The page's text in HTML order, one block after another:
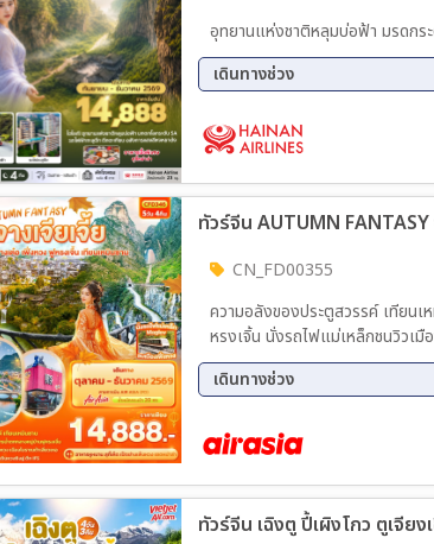
28 ส.ค. 69 - 31 ส.ค. 69
31 ส.ค. 69 - 03 ก.ย. 69
อุทยานแห่งชาติหลุมบ่อฟ้า มรดกร
เดินทางช่วง
05 ก.ย. 69 - 09 ก.ย. 69
13 ก.ย. 69 - 17 ก.ย. 69
17 ก.ย. 69 - 21 ก.ย. 69
25 ก.ย. 69 - 29 ก.ย. 69
29 ก.ย. 69 - 03 ต.ค. 69
03 ต.ค. 69 - 07 ต.ค. 69
07 ต.ค. 69 - 11 ต.ค. 69
11 ต.ค. 69 - 15 ต.ค. 69
17 ต.ค. 69 - 21 ต.ค. 69
21 ต.ค. 69 - 25 ต.ค. 69
25 ต.ค. 69 - 29 ต.ค. 69
31 ต.ค. 69 - 04 พ.ย. 69
CN_FD00355
ความอลังของประตูสวรรค์ เทียน
หรงเจิ้น นั่งรถไฟแม่เหล็กชนวิวเ
คนเดินหวงซิงลู่ ตึก IFS
เดินทางช่วง
22 ต.ค. 69 - 26 ต.ค. 69
02 ธ.ค. 69 - 06 ธ.ค. 69
ทัวร์จีน เฉิงตู ปี้เผิงโกว ตูเจี